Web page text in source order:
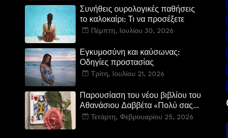
Συνήθεις ουρολογικές παθήσεις
το καλοκαίρι: Τι να προσέξετε
Πέμπτη, Ιουλίου 30, 2026
Εγκυμοσύνη και καύσωνας:
Οδηγίες προστασίας
Τρίτη, Ιουλίου 21, 2026
Παρουσίαση του νέου βιβλίου του
Αθανάσιου Δαββέτα «Πολύ σας
αγαπήσαμε» στον Ιανό
Τετάρτη, Φεβρουαρίου 25, 2026